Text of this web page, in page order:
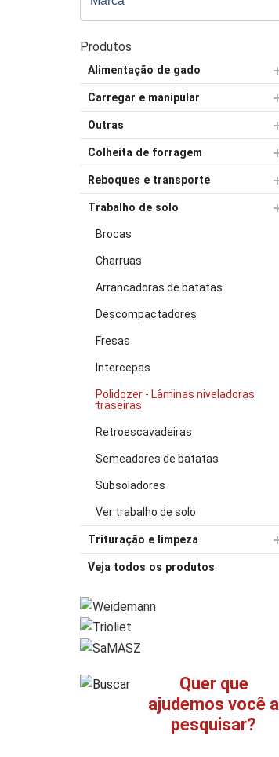
Produtos
Alimentação de gado
Carregar e manipular
Outras
Colheita de forragem
Reboques e transporte
Trabalho de solo
Brocas
Charruas
Arrancadoras de batatas
Descompactadores
Fresas
Intercepas
Polidozer - Lâminas niveladoras
traseiras
Retroescavadeiras
Semeadores de batatas
Subsoladores
Ver trabalho de solo
Trituração e limpeza
Veja todos os produtos
Quer que
ajudemos você a
pesquisar?